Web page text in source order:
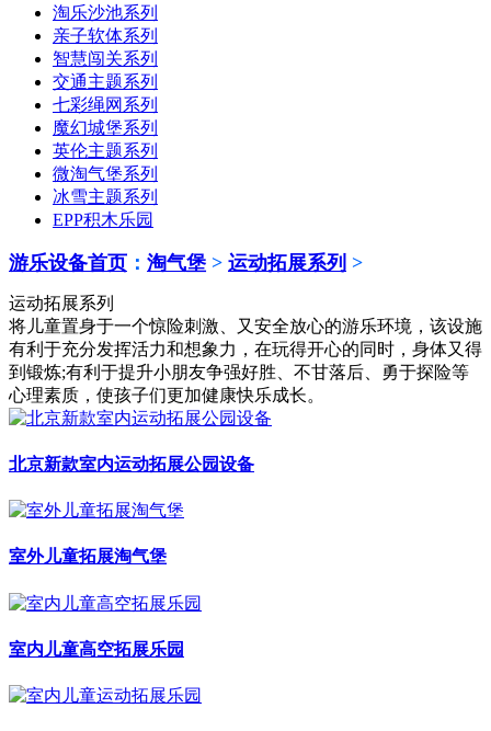
淘乐沙池系列
亲子软体系列
智慧闯关系列
交通主题系列
七彩绳网系列
魔幻城堡系列
英伦主题系列
微淘气堡系列
冰雪主题系列
EPP积木乐园
游乐设备首页 ： 淘气堡 > 运动拓展系列 >
运动拓展系列
将儿童置身于一个惊险刺激、又安全放心的游乐环境，该设施
有利于充分发挥活力和想象力，在玩得开心的同时，身体又得
到锻炼;有利于提升小朋友争强好胜、不甘落后、勇于探险等
心理素质，使孩子们更加健康快乐成长。
北京新款室内运动拓展公园设备
室外儿童拓展淘气堡
室内儿童高空拓展乐园